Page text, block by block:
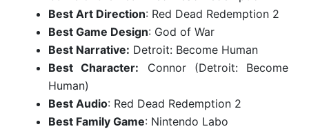
Best Art Direction: Red Dead Redemption 2
Best Game Design: God of War
Best Narrative: Detroit: Become Human
Best Character: Connor (Detroit: Become
Human)
Best Audio: Red Dead Redemption 2
Best Family Game: Nintendo Labo